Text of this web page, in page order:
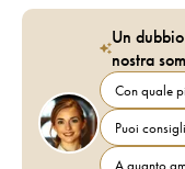
Un
nostra
Con quale
Puoi
A quanto